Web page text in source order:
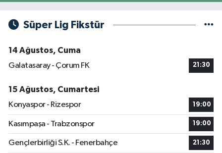
Süper Lig Fikstür
14 Ağustos, Cuma
Galatasaray - Çorum FK
21:30
15 Ağustos, Cumartesi
Konyaspor - Rizespor
19:00
Kasımpaşa - Trabzonspor 19:00
Gençlerbirliği S.K. - Fenerbahçe 21:30